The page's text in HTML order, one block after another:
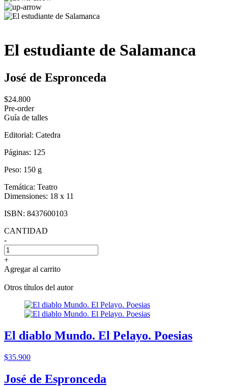
El estudiante de Salamanca
José de Espronceda
$24.800
Pre-order
Guía de talles
Editorial: Catedra
Páginas: 125
Peso: 150 g
Temática: Teatro
Dimensiones: 18 x 11
ISBN: 8437600103
CANTIDAD
-
+
Agregar al carrito
Otros títulos del autor
El diablo Mundo. El Pelayo. Poesias
$35.900
José de Espronceda